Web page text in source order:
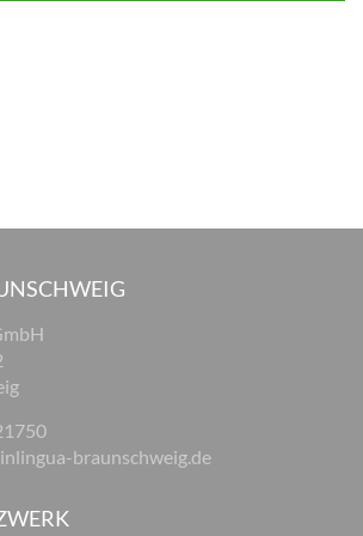
braunschweig.de